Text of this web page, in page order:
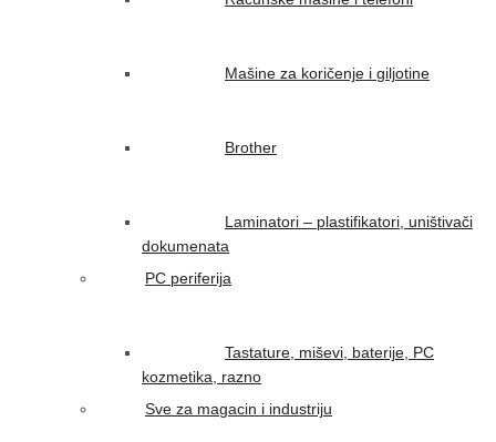
Mašine za koričenje i giljotine
Brother
Laminatori – plastifikatori, uništivači
dokumenata
PC periferija
Tastature, miševi, baterije, PC
kozmetika, razno
Sve za magacin i industriju